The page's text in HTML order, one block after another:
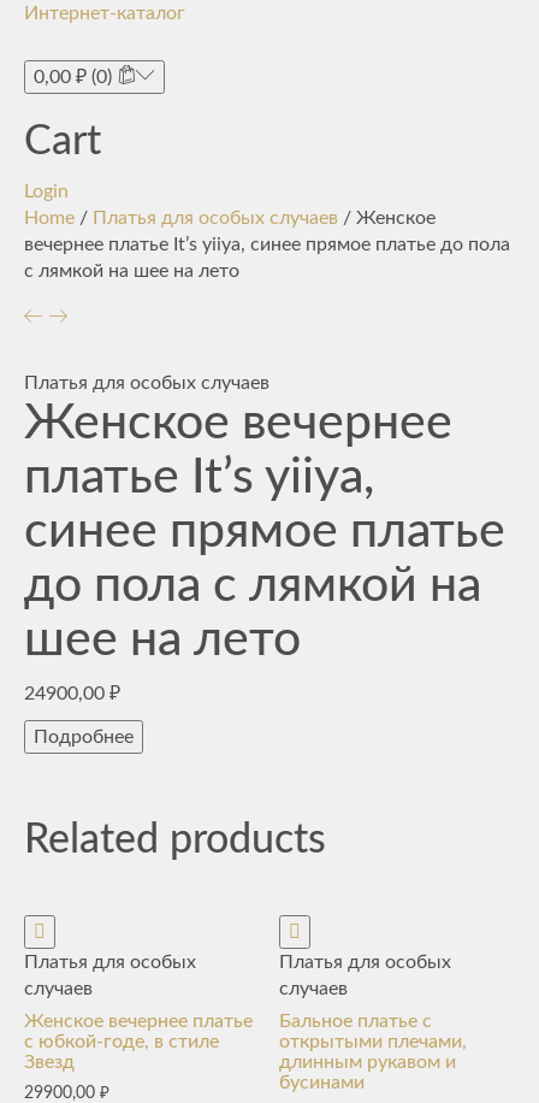
Интернет-каталог
0,00 ₽ (0)
Cart
Login
Home / Платья для особых случаев / Женское
вечернее платье It’s yiiya, синее прямое платье до пола
с лямкой на шее на лето
Платья для особых случаев
Женское вечернее
платье It’s yiiya,
синее прямое платье
до пола с лямкой на
шее на лето
24900,00 ₽
Подробнее
Related products
Платья для особых
случаев
Женское вечернее платье
с юбкой-годе, в стиле
Звезд
29900,00 ₽
Платья для особых
случаев
Бальное платье с
открытыми плечами,
длинным рукавом и
бусинами